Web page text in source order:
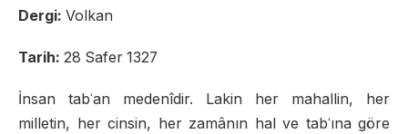
Dergi: Volkan
Tarih: 28 Safer 1327
İnsan tabʿan medenîdir. Lakin her mahallin, her
milletin, her cinsin, her zamânın hal ve tabʿına göre